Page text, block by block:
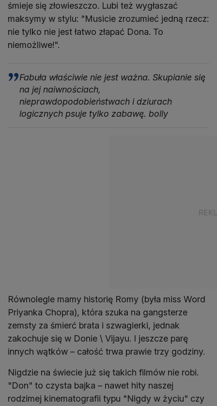
śmieje się złowieszczo. Lubi też wygłaszać
maksymy w stylu: "Musicie zrozumieć jedną rzecz:
nie tylko nie jest łatwo złapać Dona. To
niemożliwe!".
Fabuła właściwie nie jest ważna. Skupianie się
na jej naiwnościach,
nieprawdopodobieństwach i dziurach
logicznych psuje tylko zabawę. bolly
Równolegle mamy historię Romy (była miss Word
Priyanka Chopra), która szuka na gangsterze
zemsty za śmierć brata i szwagierki, jednak
zakochuje się w Donie \ Vijayu. I jeszcze parę
innych wątków – całość trwa prawie trzy godziny.
Nigdzie na świecie już się takich filmów nie robi.
"Don" to czysta bajka – nawet hity naszej
rodzimej kinematografii typu "Nigdy w życiu" czy